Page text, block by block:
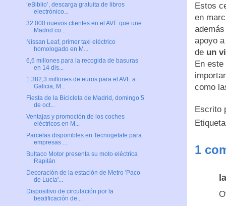
Estos
en
apoyo
de un
En
como
Escrito
1
‘eBiblio’, descarga gratuita de libros
electrónico...
32.000 nuevos clientes en el AVE que une
Madrid co...
Nissan Leaf, primer taxi eléctrico
homologado en M...
6,6 millones para la recogida de basuras
en 14 dis...
1.382,3 millones de euros para el AVE a
Galicia, M...
Fiesta de la Bicicleta de Madrid, domingo 5
de oct...
Ventajas y promoción de los coches
eléctricos en M...
Parcelas disponibles en Tecnogetafe para
empresas ...
Bultaco Motor presenta su moto eléctrica
Rapitán
Decoración de la estación de Metro 'Paco
de Lucía'...
Dispositivo de circulación por la
beatificación de...